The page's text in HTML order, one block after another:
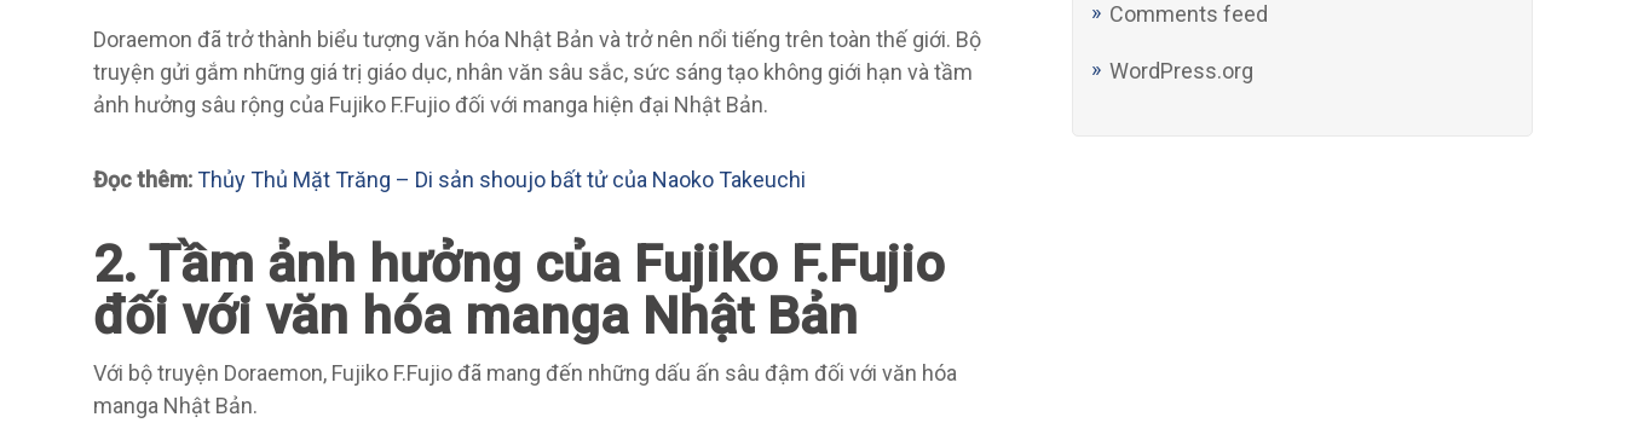
Comments feed
WordPress.org
Doraemon đã trở thành biểu tượng văn hóa Nhật Bản và trở nên nổi tiếng trên toàn thế giới. Bộ
truyện gửi gắm những giá trị giáo dục, nhân văn sâu sắc, sức sáng tạo không giới hạn và tầm
ảnh hưởng sâu rộng của Fujiko F.Fujio đối với manga hiện đại Nhật Bản.
Đọc thêm:Thủy Thủ Mặt Trăng – Di sản shoujo bất tử của Naoko Takeuchi
2. Tầm ảnh hưởng của Fujiko F.Fujio
đối với văn hóa manga Nhật Bản
Với bộ truyện Doraemon, Fujiko F.Fujio đã mang đến những dấu ấn sâu đậm đối với văn hóa
manga Nhật Bản.